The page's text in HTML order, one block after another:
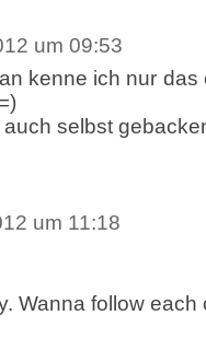
um 09:53
kenne ich nur
selbst
um 11:18
Wanna follow each